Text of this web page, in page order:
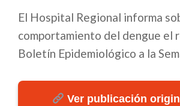
El Hospital Regional informa
comportamiento del dengue el
Boletín Epidemiológico a la
Ver publicación